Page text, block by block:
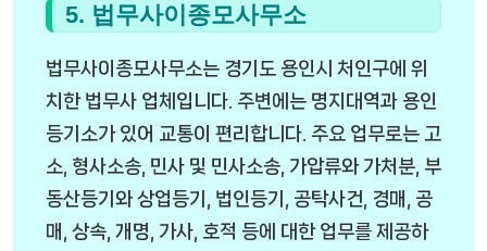
5. 법무사이종모사무소
법무사이종모사무소는 경기도 용인시 처인구에 위
치한 법무사 업체입니다. 주변에는 명지대역과 용인
등기소가 있어 교통이 편리합니다. 주요 업무로는 고
소, 형사소송, 민사 및 민사소송, 가압류와 가처분, 부
동산등기와 상업등기, 법인등기, 공탁사건, 경매, 공
매, 상속, 개명, 가사, 호적 등에 대한 업무를 제공하